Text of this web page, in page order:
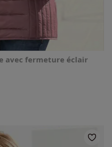
avec fermeture éclair